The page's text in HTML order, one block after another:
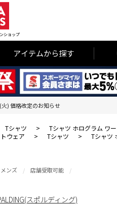
ショップ
アイテムから探す
) 価格改定のお知らせ
Tシャツ >
Tシャツ ホログラム ワ
ウェア > Tシャツ > Tシャツ
メンズ 店舗受取可能
スポルディング)